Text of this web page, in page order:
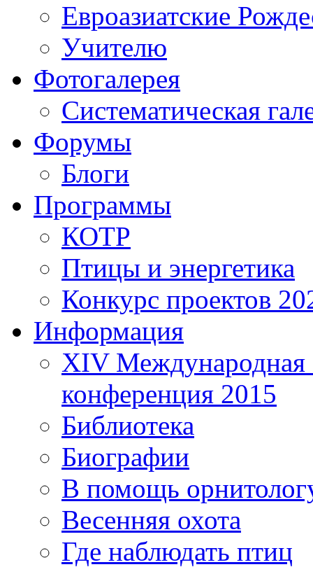
Евроазиатские
Учителю
Фотогалерея
Систематическая
Форумы
Блоги
Программы
КОТР
Птицы и энергетика
Конкурс проектов
Информация
XIV Международная
конференция 2015
Библиотека
Биографии
В помощь
Весенняя охота
Где наблюдать птиц